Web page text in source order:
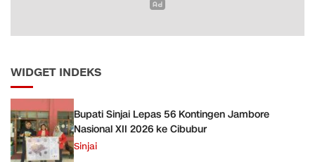
WIDGET INDEKS
Bupati Sinjai Lepas 56 Kontingen Jambore
Nasional XII 2026 ke Cibubur
Sinjai